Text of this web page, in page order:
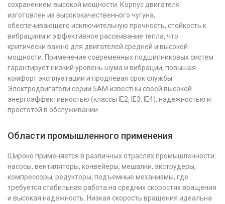
сохранением высокой мощности. Корпус двигателя
изготовлен из высококачественного чугуна,
обеспечивающего исключительную прочность, стойкость к
вибрациям и эффективное рассеивание тепла, что
критически важно для двигателей средней и высокой
мощности. Применение современных подшипниковых систем
гарантирует низкий уровень шума и вибрации, повышая
комфорт эксплуатации и продлевая срок службы.
Электродвигатели серии 5АМ известны своей высокой
энергоэффективностью (классы IE2, IE3, IE4), надежностью и
простотой в обслуживании.
Области промышленного применения
Широко применяется в различных отраслях промышленности:
насосы, вентиляторы, конвейеры, мешалки, экструдеры,
компрессоры, редукторы, подъемные механизмы, где
требуется стабильная работа на средних скоростях вращения
и высокая надежность. Низкая скорость вращения идеальна